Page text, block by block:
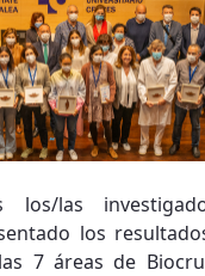
los/las
los
7 áreas de